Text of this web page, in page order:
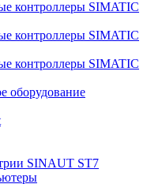
контроллеры SIMATIC
контроллеры SIMATIC
контроллеры SIMATIC
оборудование
SINAUT ST7